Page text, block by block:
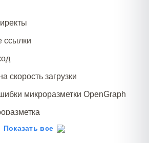
data-vocabulary.org на
ссылки
скорость загрузки
микроразметки OpenGraph
Показать все